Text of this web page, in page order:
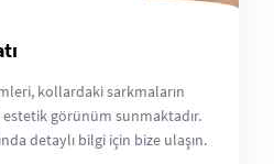
kollardaki sarkmaların
görünüm sunmaktadır.
detaylı bilgi için bize ulaşın.